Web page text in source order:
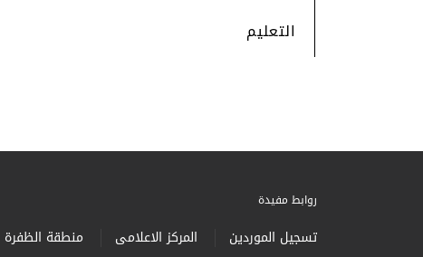
التعليم
روابط مفيدة
تسجيل الموردين المركز الاعلامى منطقة الظفرة